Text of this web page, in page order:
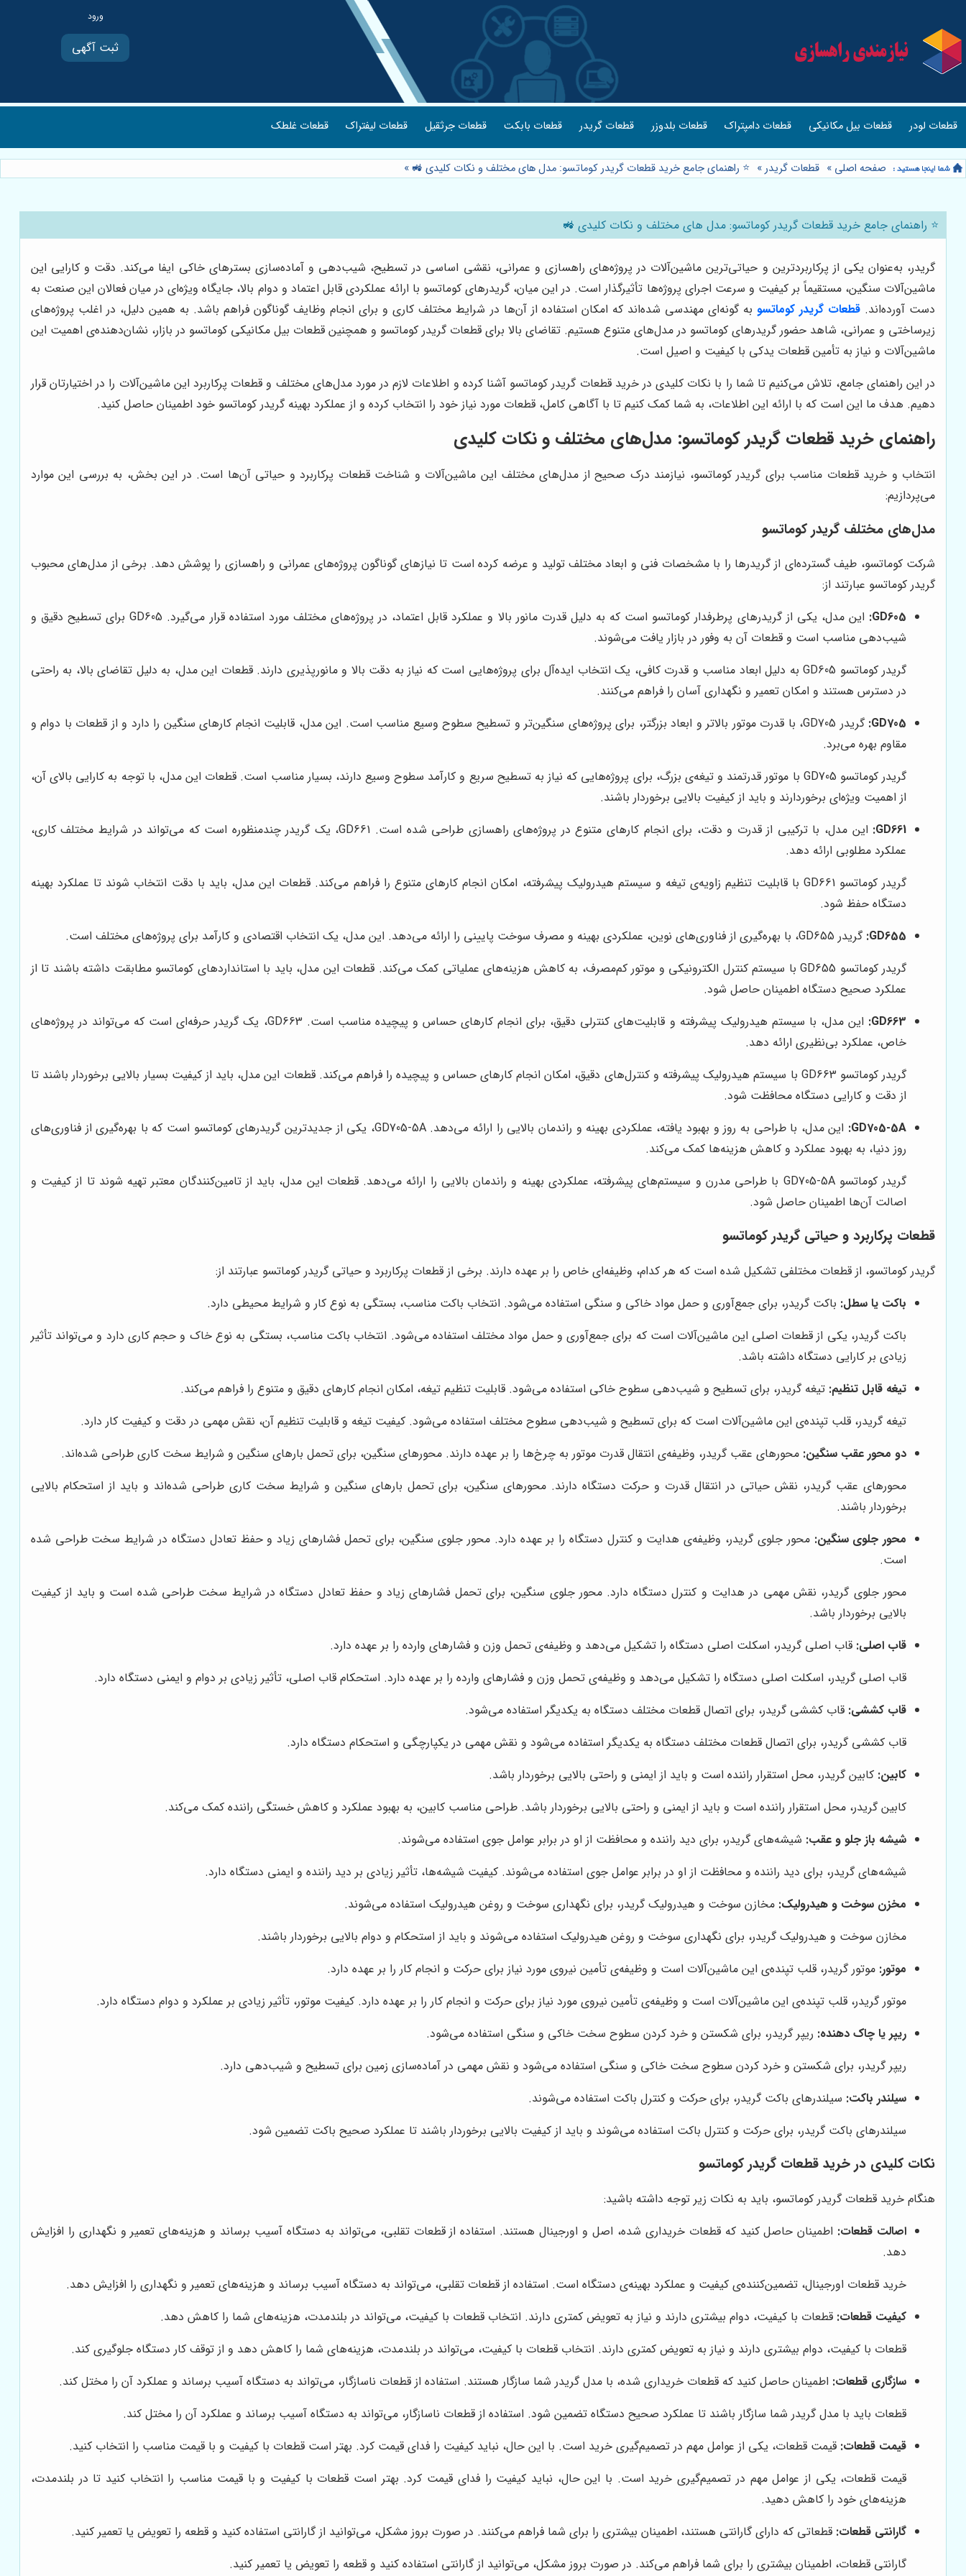
ثبت آگهی
قطعات لودر قطعات بیل مکانیکی قطعات دامپتراک قطعات بلدوزر قطعات گریدر قطعات بابکت قطعات جرثقیل قطعات لیفتراک قطعات غلطک
صفحه اصلی » قطعات گریدر» ⭐️ راهنمای جامع خرید قطعات گریدر کوماتسو: مدل های مختلف و نکات کلیدی 🚜 »
⭐️ راهنمای جامع خرید قطعات گریدر کوماتسو: مدل های مختلف و نکات کلیدی 🚜
گریدر، به‌عنوان یکی از پرکاربردترین و حیاتی‌ترین ماشین‌آلات در پروژه‌های راهسازی و عمرانی، نقشی اساسی در تسطیح، شیب‌دهی و آماده‌سازی بسترهای خاکی ایفا می‌کند. دقت و کارایی این
ماشین‌آلات سنگین، مستقیماً بر کیفیت و سرعت اجرای پروژه‌ها تأثیرگذار است. در این میان، گریدرهای کوماتسو با ارائه عملکردی قابل اعتماد و دوام بالا، جایگاه ویژه‌ای در میان فعالان این صنعت به
دست آورده‌اند. قطعات گريدر كوماتسو به گونه‌ای مهندسی شده‌اند که امکان استفاده از آن‌ها در شرایط مختلف کاری و برای انجام وظایف گوناگون فراهم باشد. به همین دلیل، در اغلب پروژه‌های
زیرساختی و عمرانی، شاهد حضور گریدرهای کوماتسو در مدل‌های متنوع هستیم. تقاضای بالا برای قطعات گریدر کوماتسو و همچنین قطعات بیل مکانیکی کوماتسو در بازار، نشان‌دهنده‌ی اهمیت این
ماشین‌آلات و نیاز به تأمین قطعات یدکی با کیفیت و اصیل است.
در این راهنمای جامع، تلاش می‌کنیم تا شما را با نکات کلیدی در خرید قطعات گریدر کوماتسو آشنا کرده و اطلاعات لازم در مورد مدل‌های مختلف و قطعات پرکاربرد این ماشین‌آلات را در اختیارتان قرار
دهیم. هدف ما این است که با ارائه این اطلاعات، به شما کمک کنیم تا با آگاهی کامل، قطعات مورد نیاز خود را انتخاب کرده و از عملکرد بهینه گریدر کوماتسو خود اطمینان حاصل کنید.
راهنمای خرید قطعات گریدر کوماتسو: مدل‌های مختلف و نکات کلیدی
انتخاب و خرید قطعات مناسب برای گریدر کوماتسو، نیازمند درک صحیح از مدل‌های مختلف این ماشین‌آلات و شناخت قطعات پرکاربرد و حیاتی آن‌ها است. در این بخش، به بررسی این موارد
می‌پردازیم:
مدل‌های مختلف گریدر کوماتسو
شرکت کوماتسو، طیف گسترده‌ای از گریدرها را با مشخصات فنی و ابعاد مختلف تولید و عرضه کرده است تا نیازهای گوناگون پروژه‌های عمرانی و راهسازی را پوشش دهد. برخی از مدل‌های محبوب
گریدر کوماتسو عبارتند از:
GD605:
این مدل، یکی از گریدرهای پرطرفدار کوماتسو است که به دلیل قدرت مانور بالا و عملکرد قابل اعتماد، در پروژه‌های مختلف مورد استفاده قرار می‌گیرد. GD605 برای تسطیح دقیق و
شیب‌دهی مناسب است و قطعات آن به وفور در بازار یافت می‌شوند.
گریدر کوماتسو GD605 به دلیل ابعاد مناسب و قدرت کافی، یک انتخاب ایده‌آل برای پروژه‌هایی است که نیاز به دقت بالا و مانورپذیری دارند. قطعات این مدل، به دلیل تقاضای بالا، به راحتی
در دسترس هستند و امکان تعمیر و نگهداری آسان را فراهم می‌کنند.
GD705:
گریدر GD705، با قدرت موتور بالاتر و ابعاد بزرگتر، برای پروژه‌های سنگین‌تر و تسطیح سطوح وسیع مناسب است. این مدل، قابلیت انجام کارهای سنگین را دارد و از قطعات با دوام و
مقاوم بهره می‌برد.
گریدر کوماتسو GD705 با موتور قدرتمند و تیغه‌ی بزرگ، برای پروژه‌هایی که نیاز به تسطیح سریع و کارآمد سطوح وسیع دارند، بسیار مناسب است. قطعات این مدل، با توجه به کارایی بالای آن،
از اهمیت ویژه‌ای برخوردارند و باید از کیفیت بالایی برخوردار باشند.
GD661:
این مدل، با ترکیبی از قدرت و دقت، برای انجام کارهای متنوع در پروژه‌های راهسازی طراحی شده است. GD661، یک گریدر چندمنظوره است که می‌تواند در شرایط مختلف کاری،
عملکرد مطلوبی ارائه دهد.
گریدر کوماتسو GD661 با قابلیت تنظیم زاویه‌ی تیغه و سیستم هیدرولیک پیشرفته، امکان انجام کارهای متنوع را فراهم می‌کند. قطعات این مدل، باید با دقت انتخاب شوند تا عملکرد بهینه
دستگاه حفظ شود.
GD655: گریدر GD655، با بهره‌گیری از فناوری‌های نوین، عملکردی بهینه و مصرف سوخت پایینی را ارائه می‌دهد. این مدل، یک انتخاب اقتصادی و کارآمد برای پروژه‌های مختلف است.
گریدر کوماتسو GD655 با سیستم کنترل الکترونیکی و موتور کم‌مصرف، به کاهش هزینه‌های عملیاتی کمک می‌کند. قطعات این مدل، باید با استانداردهای کوماتسو مطابقت داشته باشند تا از
عملکرد صحیح دستگاه اطمینان حاصل شود.
GD663:
این مدل، با سیستم هیدرولیک پیشرفته و قابلیت‌های کنترلی دقیق، برای انجام کارهای حساس و پیچیده مناسب است. GD663، یک گریدر حرفه‌ای است که می‌تواند در پروژه‌های
خاص، عملکرد بی‌نظیری ارائه دهد.
گریدر کوماتسو GD663 با سیستم هیدرولیک پیشرفته و کنترل‌های دقیق، امکان انجام کارهای حساس و پیچیده را فراهم می‌کند. قطعات این مدل، باید از کیفیت بسیار بالایی برخوردار باشند تا
از دقت و کارایی دستگاه محافظت شود.
GD705-5A:
این مدل، با طراحی به روز و بهبود یافته، عملکردی بهینه و راندمان بالایی را ارائه می‌دهد. GD705-5A، یکی از جدیدترین گریدرهای کوماتسو است که با بهره‌گیری از فناوری‌های
روز دنیا، به بهبود عملکرد و کاهش هزینه‌ها کمک می‌کند.
گریدر کوماتسو GD705-5A با طراحی مدرن و سیستم‌های پیشرفته، عملکردی بهینه و راندمان بالایی را ارائه می‌دهد. قطعات این مدل، باید از تامین‌کنندگان معتبر تهیه شوند تا از کیفیت و
اصالت آن‌ها اطمینان حاصل شود.
قطعات پرکاربرد و حیاتی گریدر کوماتسو
گریدر کوماتسو، از قطعات مختلفی تشکیل شده است که هر کدام، وظیفه‌ای خاص را بر عهده دارند. برخی از قطعات پرکاربرد و حیاتی گریدر کوماتسو عبارتند از:
باکت یا سطل: باکت گریدر، برای جمع‌آوری و حمل مواد خاکی و سنگی استفاده می‌شود. انتخاب باکت مناسب، بستگی به نوع کار و شرایط محیطی دارد.
باکت گریدر، یکی از قطعات اصلی این ماشین‌آلات است که برای جمع‌آوری و حمل مواد مختلف استفاده می‌شود. انتخاب باکت مناسب، بستگی به نوع خاک و حجم کاری دارد و می‌تواند تأثیر
زیادی بر کارایی دستگاه داشته باشد.
تیغه قابل تنظیم: تیغه گریدر، برای تسطیح و شیب‌دهی سطوح خاکی استفاده می‌شود. قابلیت تنظیم تیغه، امکان انجام کارهای دقیق و متنوع را فراهم می‌کند.
تیغه گریدر، قلب تپنده‌ی این ماشین‌آلات است که برای تسطیح و شیب‌دهی سطوح مختلف استفاده می‌شود. کیفیت تیغه و قابلیت تنظیم آن، نقش مهمی در دقت و کیفیت کار دارد.
دو محور عقب سنگین: محورهای عقب گریدر، وظیفه‌ی انتقال قدرت موتور به چرخ‌ها را بر عهده دارند. محورهای سنگین، برای تحمل بارهای سنگین و شرایط سخت کاری طراحی شده‌اند.
محورهای عقب گریدر، نقش حیاتی در انتقال قدرت و حرکت دستگاه دارند. محورهای سنگین، برای تحمل بارهای سنگین و شرایط سخت کاری طراحی شده‌اند و باید از استحکام بالایی
برخوردار باشند.
محور جلوی سنگین: محور جلوی گریدر، وظیفه‌ی هدایت و کنترل دستگاه را بر عهده دارد. محور جلوی سنگین، برای تحمل فشارهای زیاد و حفظ تعادل دستگاه در شرایط سخت طراحی شده
است.
محور جلوی گریدر، نقش مهمی در هدایت و کنترل دستگاه دارد. محور جلوی سنگین، برای تحمل فشارهای زیاد و حفظ تعادل دستگاه در شرایط سخت طراحی شده است و باید از کیفیت
بالایی برخوردار باشد.
قاب اصلی: قاب اصلی گریدر، اسکلت اصلی دستگاه را تشکیل می‌دهد و وظیفه‌ی تحمل وزن و فشارهای وارده را بر عهده دارد.
قاب اصلی گریدر، اسکلت اصلی دستگاه را تشکیل می‌دهد و وظیفه‌ی تحمل وزن و فشارهای وارده را بر عهده دارد. استحکام قاب اصلی، تأثیر زیادی بر دوام و ایمنی دستگاه دارد.
قاب کششی: قاب کششی گریدر، برای اتصال قطعات مختلف دستگاه به یکدیگر استفاده می‌شود.
قاب کششی گریدر، برای اتصال قطعات مختلف دستگاه به یکدیگر استفاده می‌شود و نقش مهمی در یکپارچگی و استحکام دستگاه دارد.
کابین: کابین گریدر، محل استقرار راننده است و باید از ایمنی و راحتی بالایی برخوردار باشد.
کابین گریدر، محل استقرار راننده است و باید از ایمنی و راحتی بالایی برخوردار باشد. طراحی مناسب کابین، به بهبود عملکرد و کاهش خستگی راننده کمک می‌کند.
شیشه باز جلو و عقب: شیشه‌های گریدر، برای دید راننده و محافظت از او در برابر عوامل جوی استفاده می‌شوند.
شیشه‌های گریدر، برای دید راننده و محافظت از او در برابر عوامل جوی استفاده می‌شوند. کیفیت شیشه‌ها، تأثیر زیادی بر دید راننده و ایمنی دستگاه دارد.
مخزن سوخت و هیدرولیک: مخازن سوخت و هیدرولیک گریدر، برای نگهداری سوخت و روغن هیدرولیک استفاده می‌شوند.
مخازن سوخت و هیدرولیک گریدر، برای نگهداری سوخت و روغن هیدرولیک استفاده می‌شوند و باید از استحکام و دوام بالایی برخوردار باشند.
موتور: موتور گریدر، قلب تپنده‌ی این ماشین‌آلات است و وظیفه‌ی تأمین نیروی مورد نیاز برای حرکت و انجام کار را بر عهده دارد.
موتور گریدر، قلب تپنده‌ی این ماشین‌آلات است و وظیفه‌ی تأمین نیروی مورد نیاز برای حرکت و انجام کار را بر عهده دارد. کیفیت موتور، تأثیر زیادی بر عملکرد و دوام دستگاه دارد.
ریپر یا چاک دهنده: ریپر گریدر، برای شکستن و خرد کردن سطوح سخت خاکی و سنگی استفاده می‌شود.
ریپر گریدر، برای شکستن و خرد کردن سطوح سخت خاکی و سنگی استفاده می‌شود و نقش مهمی در آماده‌سازی زمین برای تسطیح و شیب‌دهی دارد.
سیلندر باکت: سیلندرهای باکت گریدر، برای حرکت و کنترل باکت استفاده می‌شوند.
سیلندرهای باکت گریدر، برای حرکت و کنترل باکت استفاده می‌شوند و باید از کیفیت بالایی برخوردار باشند تا عملکرد صحیح باکت تضمین شود.
نکات کلیدی در خرید قطعات گریدر کوماتسو
هنگام خرید قطعات گریدر کوماتسو، باید به نکات زیر توجه داشته باشید:
اصالت قطعات: اطمینان حاصل کنید که قطعات خریداری شده، اصل و اورجینال هستند. استفاده از قطعات تقلبی، می‌تواند به دستگاه آسیب برساند و هزینه‌های تعمیر و نگهداری را افزایش
دهد.
خرید قطعات اورجینال، تضمین‌کننده‌ی کیفیت و عملکرد بهینه‌ی دستگاه است. استفاده از قطعات تقلبی، می‌تواند به دستگاه آسیب برساند و هزینه‌های تعمیر و نگهداری را افزایش دهد.
کیفیت قطعات: قطعات با کیفیت، دوام بیشتری دارند و نیاز به تعویض کمتری دارند. انتخاب قطعات با کیفیت، می‌تواند در بلندمدت، هزینه‌های شما را کاهش دهد.
قطعات با کیفیت، دوام بیشتری دارند و نیاز به تعویض کمتری دارند. انتخاب قطعات با کیفیت، می‌تواند در بلندمدت، هزینه‌های شما را کاهش دهد و از توقف کار دستگاه جلوگیری کند.
سازگاری قطعات: اطمینان حاصل کنید که قطعات خریداری شده، با مدل گریدر شما سازگار هستند. استفاده از قطعات ناسازگار، می‌تواند به دستگاه آسیب برساند و عملکرد آن را مختل کند.
قطعات باید با مدل گریدر شما سازگار باشند تا عملکرد صحیح دستگاه تضمین شود. استفاده از قطعات ناسازگار، می‌تواند به دستگاه آسیب برساند و عملکرد آن را مختل کند.
قیمت قطعات: قیمت قطعات، یکی از عوامل مهم در تصمیم‌گیری خرید است. با این حال، نباید کیفیت را فدای قیمت کرد. بهتر است قطعات با کیفیت و با قیمت مناسب را انتخاب کنید.
قیمت قطعات، یکی از عوامل مهم در تصمیم‌گیری خرید است. با این حال، نباید کیفیت را فدای قیمت کرد. بهتر است قطعات با کیفیت و با قیمت مناسب را انتخاب کنید تا در بلندمدت،
هزینه‌های خود را کاهش دهید.
گارانتی قطعات: قطعاتی که دارای گارانتی هستند، اطمینان بیشتری را برای شما فراهم می‌کنند. در صورت بروز مشکل، می‌توانید از گارانتی استفاده کنید و قطعه را تعویض یا تعمیر کنید.
گارانتی قطعات، اطمینان بیشتری را برای شما فراهم می‌کند. در صورت بروز مشکل، می‌توانید از گارانتی استفاده کنید و قطعه را تعویض یا تعمیر کنید.